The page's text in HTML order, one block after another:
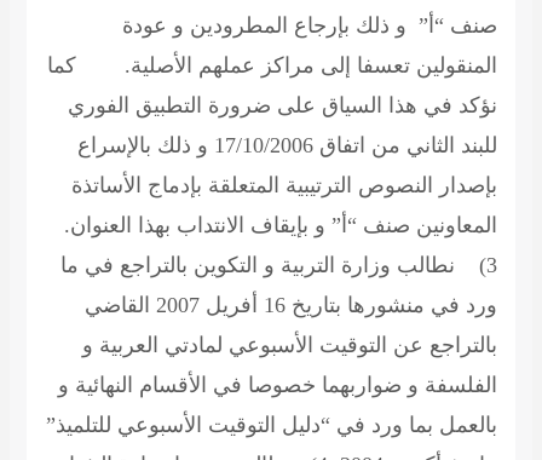
صنف “أ” و ذلك بإرجاع المطرودين و عودة
المنقولين تعسفا إلى مراكز عملهم الأصلية. كما
نؤكد في هذا السياق على ضرورة التطبيق الفوري
للبند الثاني من اتفاق 17/10/2006 و ذلك بالإسراع
بإصدار النصوص الترتيبية المتعلقة بإدماج الأساتذة
المعاونين صنف “أ” و بإيقاف الانتداب بهذا العنوان.
3) نطالب وزارة التربية و التكوين بالتراجع في ما
ورد في منشورها بتاريخ 16 أفريل 2007 القاضي
بالتراجع عن التوقيت الأسبوعي لمادتي العربية و
الفلسفة و ضواربهما خصوصا في الأقسام النهائية و
بالعمل بما ورد في “دليل التوقيت الأسبوعي للتلميذ”